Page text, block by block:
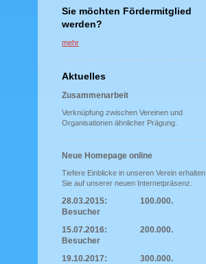
Sie möchten Fördermitglied
werden?
mehr
Aktuelles
Zusammenarbeit
Verknüpfung zwischen Vereinen und
Organisationen ähnlicher Prägung.
Neue Homepage online
Tiefere Einblicke in unseren Verein erhalten
Sie auf unserer neuen Internetpräsenz.
28.03.2015: 100.000.
Besucher
15.07.2016: 200.000.
Besucher
19.10.2017: 300.000.